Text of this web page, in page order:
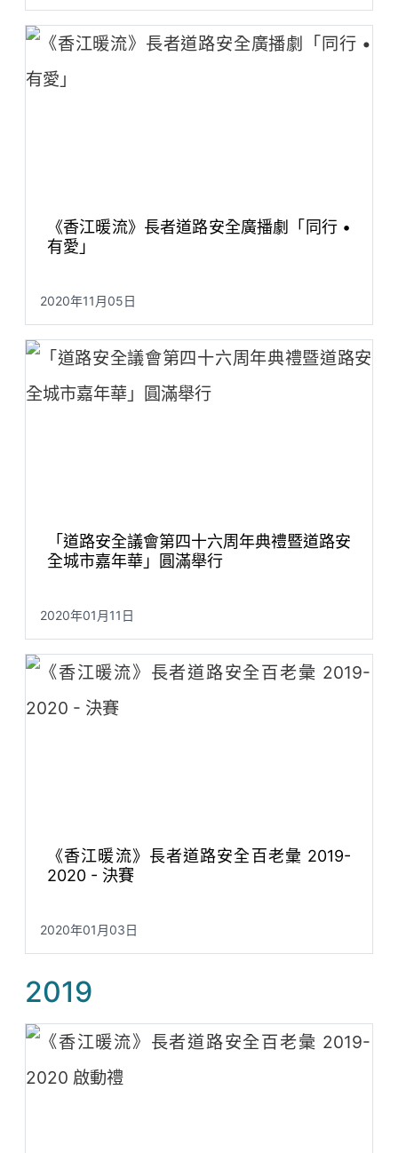
《香江暖流》長者道路安全廣播劇「同行 •
有愛」
2020年11月05日
「道路安全議會第四十六周年典禮暨道路安
全城市嘉年華」圓滿舉行
2020年01月11日
《香江暖流》長者道路安全百老彙 2019-
2020 - 決賽
2020年01月03日
2019